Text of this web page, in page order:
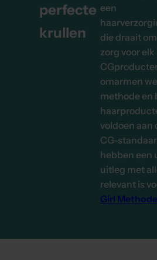
perfecte
krullen
een
die draait
zorg voor
omarmen
methode en
voldoen aan
CG-
hebben een
uitleg met
relevant is
Girl